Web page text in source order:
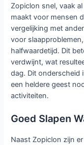
Zopiclon snel, vaak
maakt voor mensen
vergelijking met
voor
halfwaardetijd. Dit
verdwijnt, wat
dag. Dit onderscheid
een heldere geest
activiteiten.
Goed Slapen
Naast Zopiclon zijn